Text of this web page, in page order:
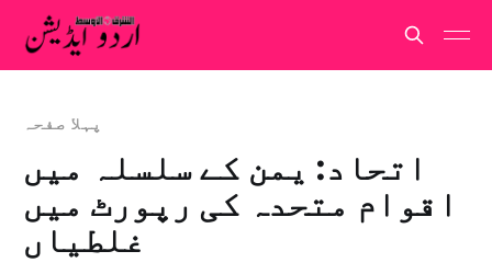
پہلا صفحہ
اتحاد: یمن کے سلسلہ میں
اقوام متحدہ کی رپورٹ میں
غلطیاں